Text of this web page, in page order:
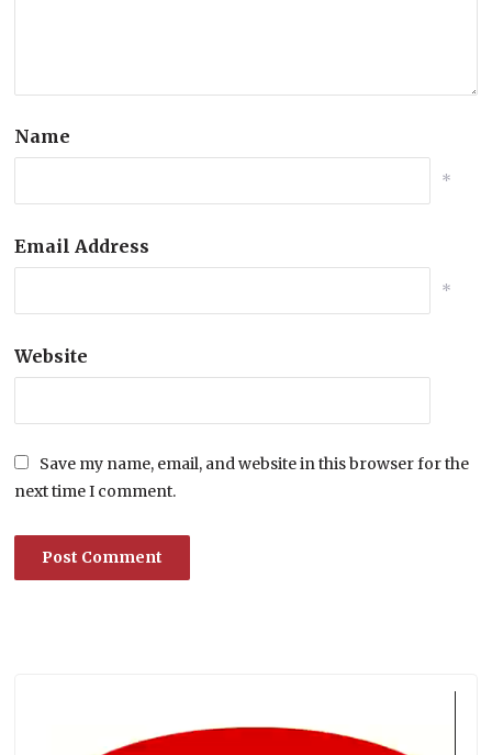
Name
*
Email Address
*
Website
Save my name, email, and website in this browser for the
next time I comment.